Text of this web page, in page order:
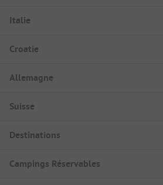
Italie
Croatie
Allemagne
Suisse
Destinations
Campings Réservables